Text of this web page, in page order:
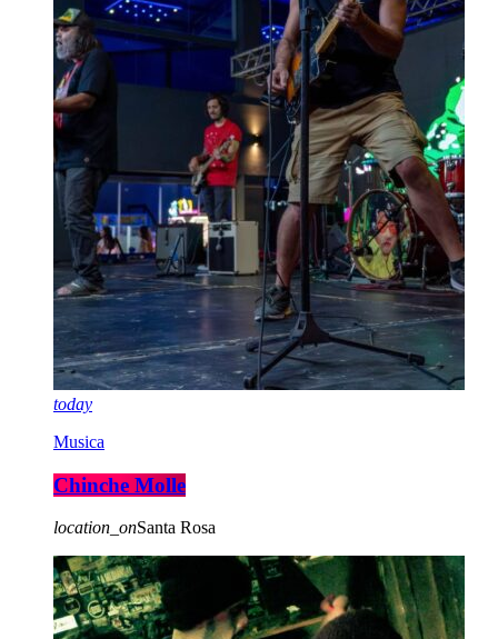
today
Musica
Chinche Molle
location_onSanta Rosa